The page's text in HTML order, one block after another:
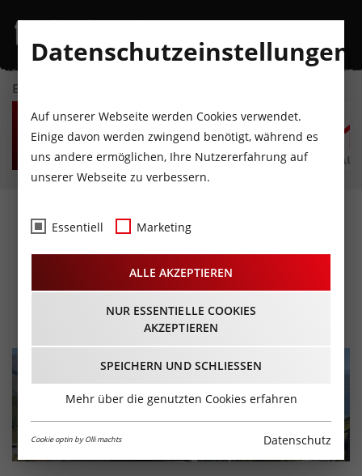
EVENTKALENDER
SA
8
AUGUST
SO
9
AUGUST
MO
10
AUGUST
DI
11
AUGUST
MI
12
AUGUST
Mountainbiketour:
Rundtour Pfoner
Ochsenalm-Seapnalm
Datenschutzeinstellungen
Auf unserer Webseite werden Cookies verwendet.
Einige davon werden zwingend benötigt, während es
uns andere ermöglichen, Ihre Nutzererfahrung auf
unserer Webseite zu verbessern.
Essentiell Marketing
ALLE AKZEPTIEREN
NUR ESSENTIELLE COOKIES
AKZEPTIEREN
SPEICHERN UND SCHLIESSEN
Mehr über die genutzten Cookies erfahren
Cookie optin by Olli machts Datenschutz